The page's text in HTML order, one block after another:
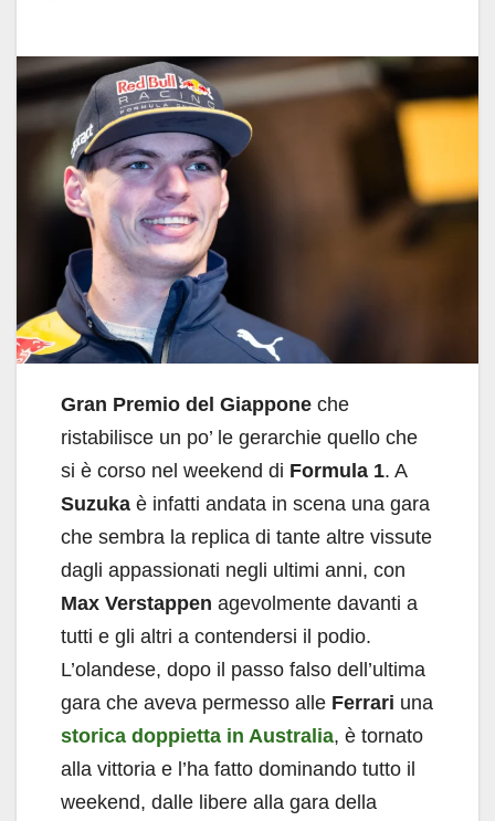
Gran Premio del Giappone che
ristabilisce un po’ le gerarchie quello che
si è corso nel weekend di Formula 1. A
Suzuka è infatti andata in scena una gara
che sembra la replica di tante altre vissute
dagli appassionati negli ultimi anni, con
Max Verstappen agevolmente davanti a
tutti e gli altri a contendersi il podio.
L’olandese, dopo il passo falso dell’ultima
gara che aveva permesso alle Ferrari una
storica doppietta in Australia, è tornato
alla vittoria e l’ha fatto dominando tutto il
weekend, dalle libere alla gara della